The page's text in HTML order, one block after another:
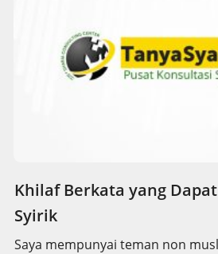
Khilaf Berkata yang
Syirik
Saya mempunyai teman non